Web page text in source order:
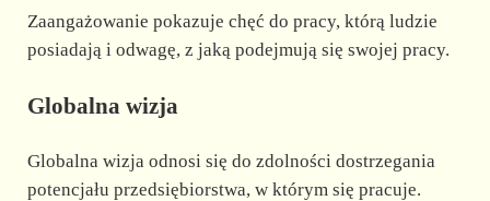
Zaangażowanie pokazuje chęć do pracy, którą ludzie
posiadają i odwagę, z jaką podejmują się swojej pracy.
Globalna wizja
Globalna wizja odnosi się do zdolności dostrzegania
potencjału przedsiębiorstwa, w którym się pracuje.